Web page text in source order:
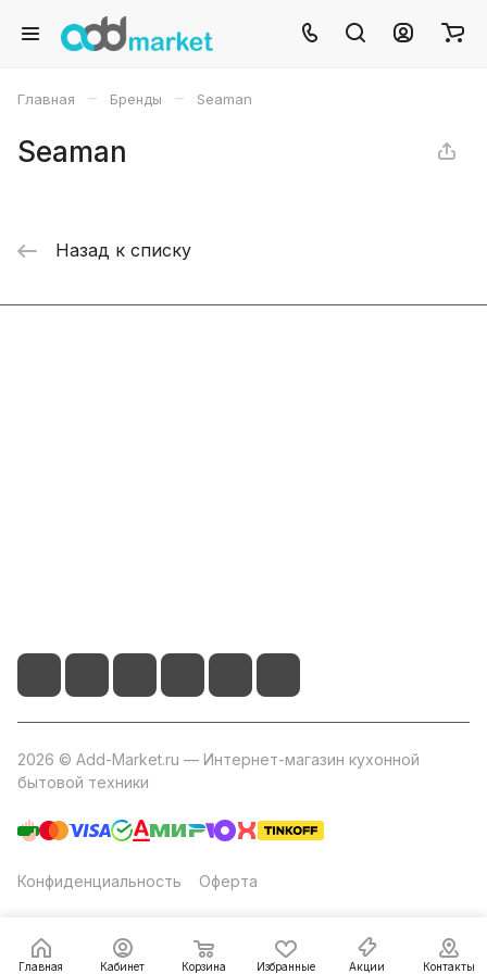
Главная – Бренды – Seaman
Seaman
Назад к списку
Главная Кабинет Корзина Избранные Акции Контакты
2026 © Add-Market.ru — Интернет-магазин кухонной
бытовой техники
Конфиденциальность Оферта